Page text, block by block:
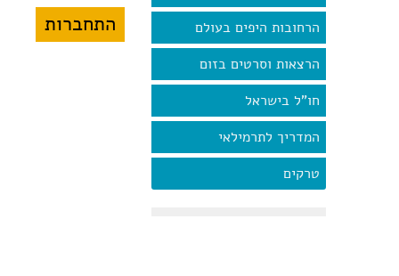
הרחובות היפים בעולם
הרצאות וסרטים בזום
חו"ל בישראל
המדריך לתרמילאי
טרקים